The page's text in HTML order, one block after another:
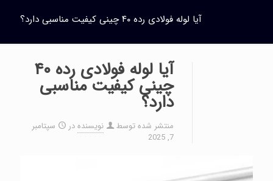
آیا لوله فولادی رده ۴۰ چینی کیفیت مناسبی دارد؟
آیا لوله فولادی رده ۴۰
چینی کیفیت مناسبی
دارد؟
منتشر شده توسط نویسندهدر
سپتامبر
7, 2025